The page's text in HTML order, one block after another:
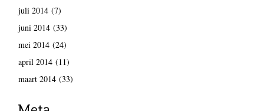
juli 2014(7)
juni 2014(33)
mei 2014(24)
april 2014(11)
maart 2014(33)